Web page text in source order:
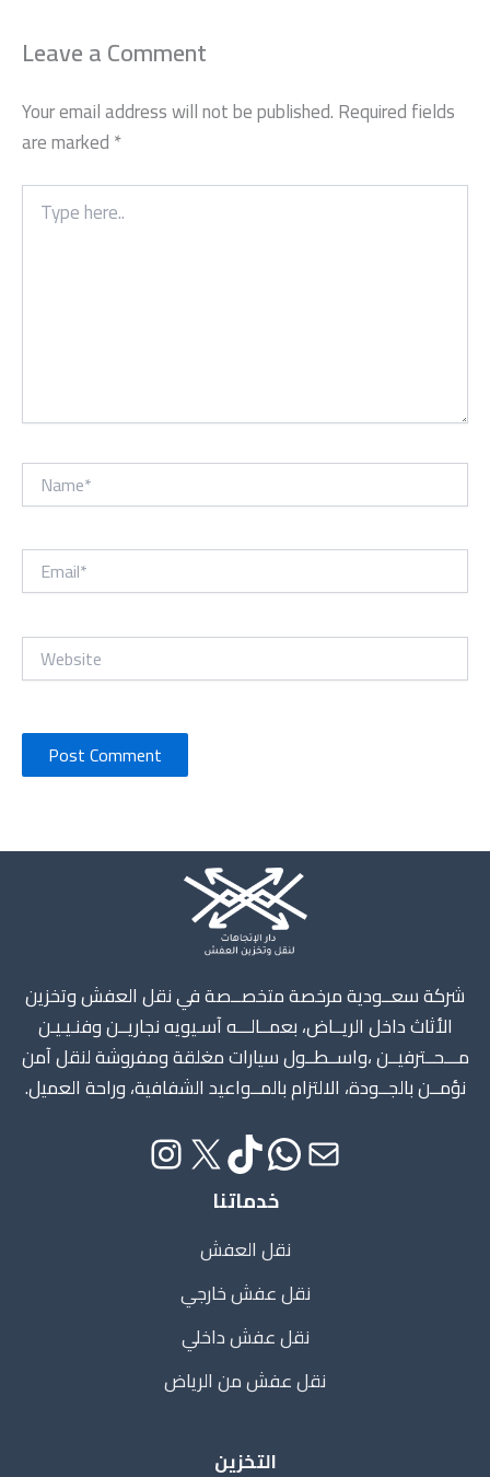
Leave a Comment
Your email address will not be published.Required fields
are marked*
Type
here..
Name*
Email*
Website
التخزين
خدماتنا
نقل العفش
نقل عفش خارجي
نقل عفش داخلي
نقل عفش من الرياض
شركة سعــودية مرخصة متخصــصة في نقل العفش وتخزين
الأثاث داخل الريــاض، بعمــالـــه آسـيويه نجاريــن وفنـيـيـن
مـــحــترفيــن ،واســطــول سيارات مغلقة ومفروشة لنقل آمن
نؤمــن بالجــودة، الالتزام بالمــواعيد الشفافية، وراحة العميل.
Instagram
X TikTok
WhatsApp
Mail